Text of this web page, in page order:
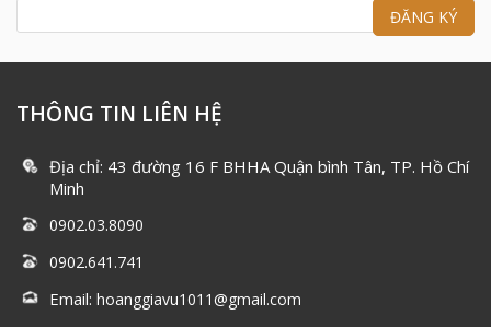
THÔNG TIN LIÊN HỆ
Địa chỉ: 43 đường 16 F BHHA Quận bình Tân, TP. Hồ Chí
Minh
0902.03.8090
0902.641.741
Email: hoanggiavu1011@gmail.com